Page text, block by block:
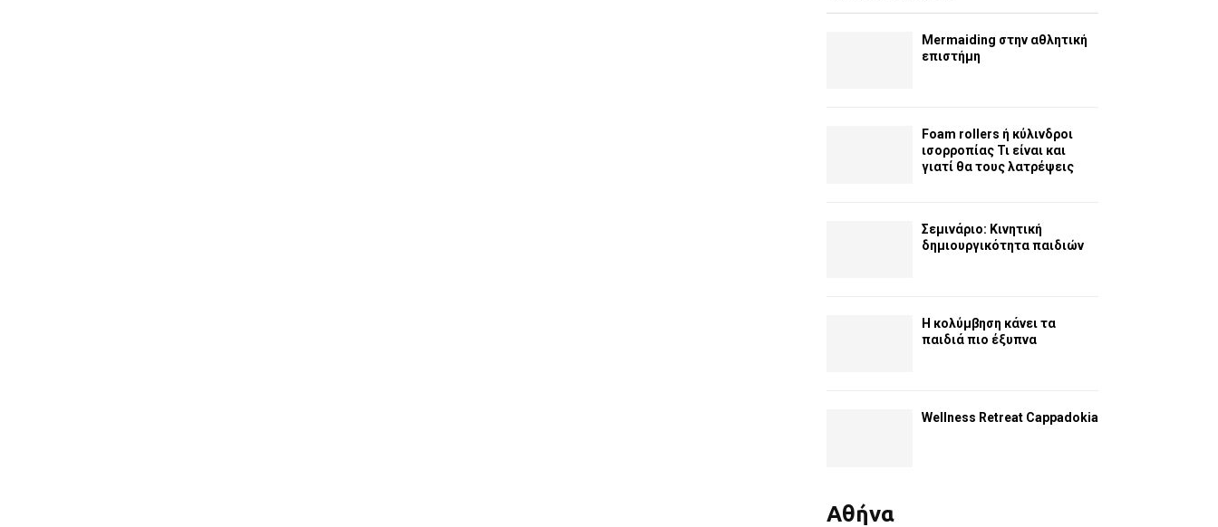
Mermaiding στην αθλητική
επιστήμη
Foam rollers ή κύλινδροι
ισορροπίας Τι είναι και
γιατί θα τους λατρέψεις
Σεμινάριο: Κινητική
δημιουργικότητα παιδιών
Η κολύμβηση κάνει τα
παιδιά πιο έξυπνα
Wellness Retreat Cappadokia
Αθήνα